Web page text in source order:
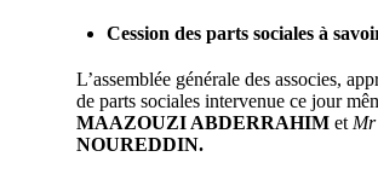
Cession des parts sociales à
L’assemblée générale des associes,
de parts sociales intervenue ce jour
MAAZOUZI ABDERRAHIM et Mr
NOUREDDIN.